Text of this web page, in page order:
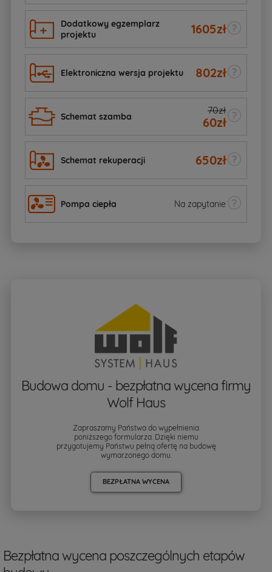
Dodatkowy egzemplarz
projektu
1605zł
Elektroniczna wersja projektu 802zł
Schemat szamba
70zł
60zł
Schemat rekuperacji 650zł
Pompa ciepła Na zapytanie
Budowa domu - bezpłatna wycena firmy
Wolf Haus
Zapraszamy Państwa do wypełnienia
poniższego formularza. Dzięki niemu
przygotujemy Państwu pełną ofertę na budowę
wymarzonego domu.
BEZPŁATNA WYCENA
Bezpłatna wycena poszczególnych etapów